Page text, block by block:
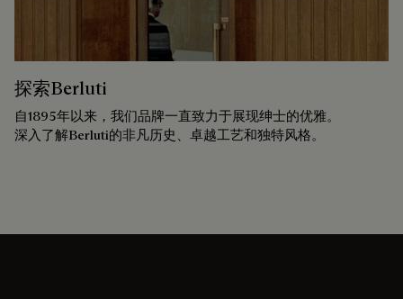
探索Berluti
自1895年以来，我们品牌一直致力于展现绅士的优雅。
深入了解Berluti的非凡历史、卓越工艺和独特风格。